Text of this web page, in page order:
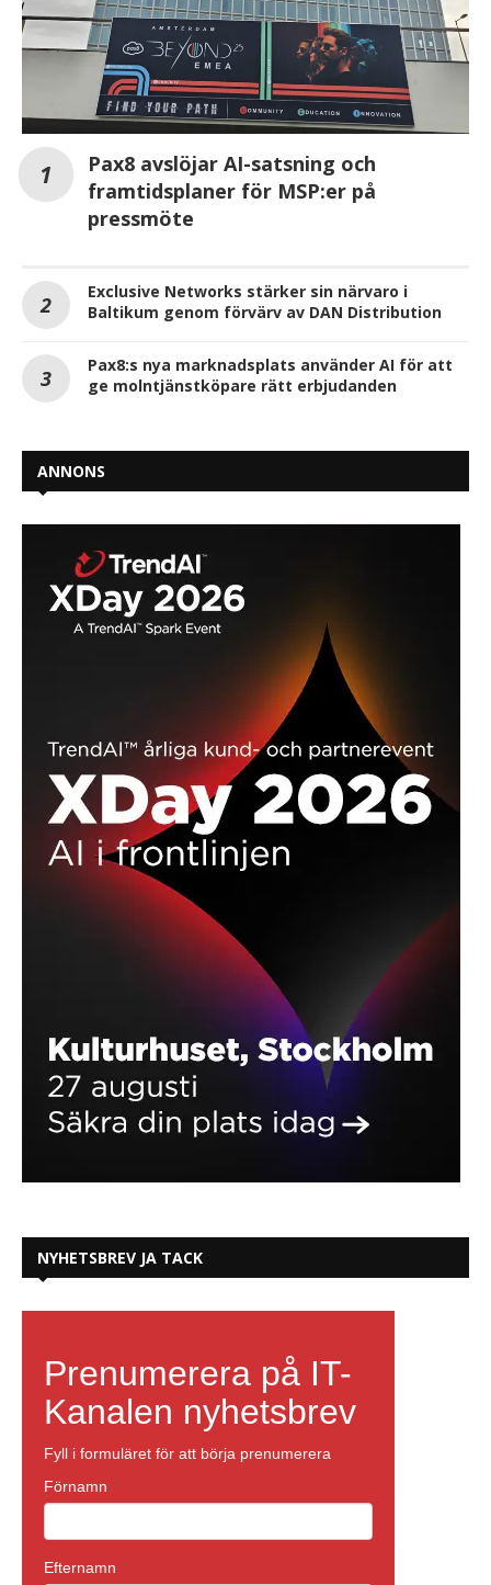
Pax8 avslöjar AI-satsning och
framtidsplaner för MSP:er på
pressmöte
Exclusive Networks stärker sin närvaro i
Baltikum genom förvärv av DAN Distribution
Pax8:s nya marknadsplats använder AI för att
ge molntjänstköpare rätt erbjudanden
ANNONS
NYHETSBREV JA TACK